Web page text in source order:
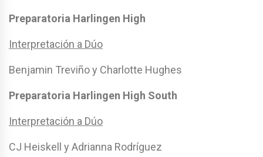
Preparatoria Harlingen High
Interpretación a Dúo
Benjamin Treviño y Charlotte Hughes
Preparatoria Harlingen High South
Interpretación a Dúo
CJ Heiskell y Adrianna Rodríguez